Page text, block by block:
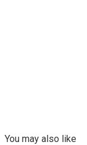
You may also like